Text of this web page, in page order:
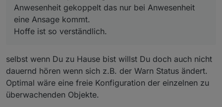
Anwesenheit gekoppelt das nur bei Anwesenheit
eine Ansage kommt.
Hoffe ist so verständlich.
selbst wenn Du zu Hause bist willst Du doch auch nicht
dauernd hören wenn sich z.B. der Warn Status ändert.
Optimal wäre eine freie Konfiguration der einzelnen zu
überwachenden Objekte.